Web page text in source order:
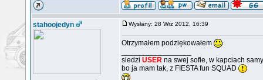
stahoojedyn Wysłany: 28 Wrz 2012, 16:39
Otrzymałem podziękowałem
siedzi USER na swej sofie, w kapciach
bo ja mam tak, z FIESTA fun SQUAD